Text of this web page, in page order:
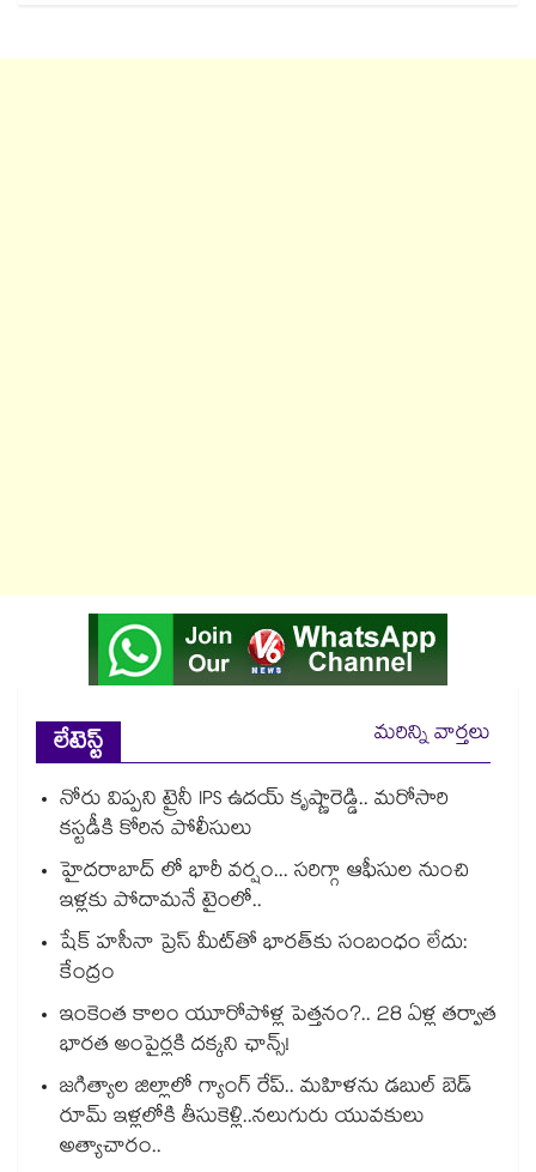
లేటెస్ట్
మరిన్ని వార్తలు
నోరు విప్పని ట్రైనీ IPS ఉదయ్ కృష్ణారెడ్డి.. మరోసారి
కస్టడీకి కోరిన పోలీసులు
హైదరాబాద్ లో భారీ వర్షం... సరిగ్గా ఆఫీసుల నుంచి
ఇళ్లకు పోదామనే టైంలో..
షేక్ హసీనా ప్రెస్ మీట్‎తో భారత్‎కు సంబంధం లేదు:
కేంద్రం
ఇంకెంత కాలం యూరోపోళ్ల పెత్తనం?.. 28 ఏళ్ల తర్వాత
భారత అంపైర్లకి దక్కని ఛాన్స్!
జగిత్యాల జిల్లాలో గ్యాంగ్ రేప్.. మహిళను డబుల్ బెడ్
రూమ్ ఇళ్లలోకి తీసుకెళ్లి..నలుగురు యువకులు
అత్యాచారం..